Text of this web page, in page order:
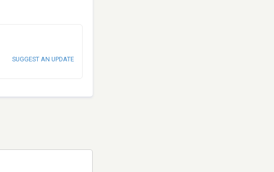
SUGGEST AN UPDATE